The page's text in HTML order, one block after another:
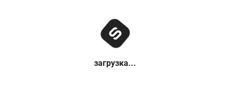
загрузка...